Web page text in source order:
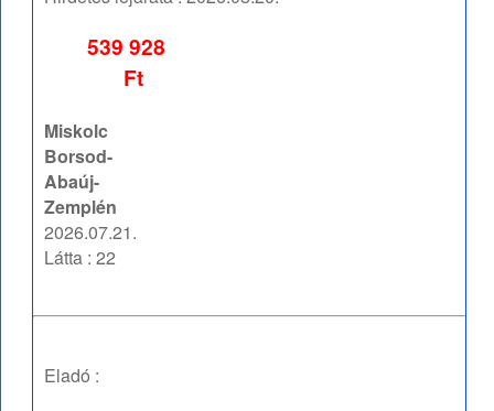
539 928
Ft
Miskolc
Borsod-
Abaúj-
Zemplén
2026.07.21.
Látta : 22
Eladó :